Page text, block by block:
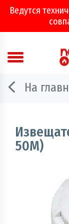
Ведутся
Аварийно
Двери,
На
50М)